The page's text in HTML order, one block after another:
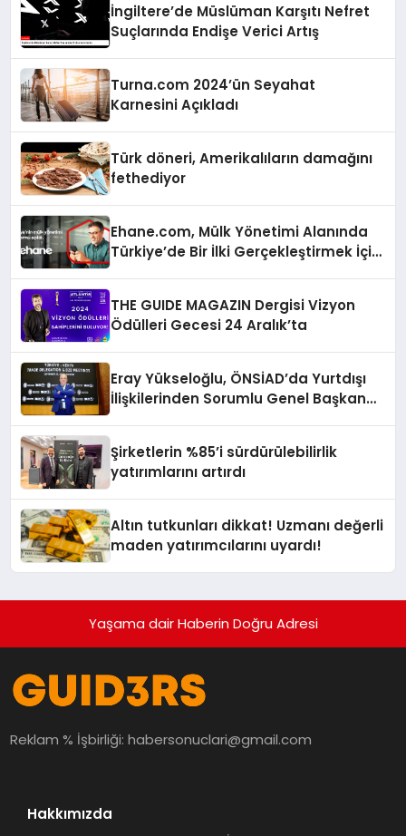
İngiltere’de Müslüman Karşıtı Nefret
Suçlarında Endişe Verici Artış
Turna.com 2024’ün Seyahat
Karnesini Açıkladı
Türk döneri, Amerikalıların damağını
fethediyor
Ehane.com, Mülk Yönetimi Alanında
Türkiye’de Bir İlki Gerçekleştirmek İçin
THE GUIDE MAGAZIN Dergisi Vizyon
Ödülleri Gecesi 24 Aralık’ta
Eray Yükseloğlu, ÖNSİAD’da Yurtdışı
İlişkilerinden Sorumlu Genel Başkan
Şirketlerin %85’i sürdürülebilirlik
yatırımlarını artırdı
Altın tutkunları dikkat! Uzmanı değerli
maden yatırımcılarını uyardı!
Yaşama dair Haberin Doğru Adresi
Reklam % İşbirliği:habersonuclari@gmail.com
Hakkımızda